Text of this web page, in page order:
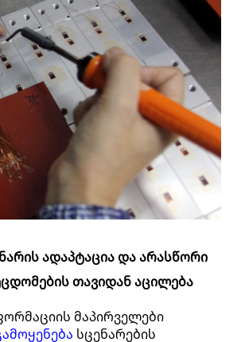
ადაპტაცია და არასწორი
თავიდან აცილება
მაპირველები
სცენარების